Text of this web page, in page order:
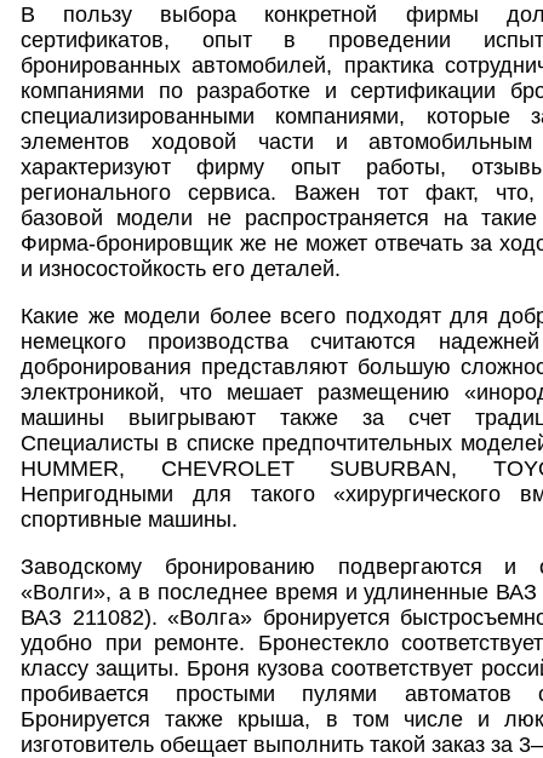
В пользу выбора конкретной фирмы
сертификатов, опыт в проведении
бронированных автомобилей, практика
компаниями по разработке и сертификации
специализированными компаниями, которые
элементов ходовой части и автомобильным
характеризуют фирму опыт работы,
регионального сервиса. Важен тот факт, что,
базовой модели не распространяется на
Фирма-бронировщик же не может отвечать за
и износостойкость его деталей.
Какие же модели более всего подходят для
немецкого производства считаются
добронирования представляют большую
электроникой, что мешает размещению
машины выигрывают также за счет
Специалисты в списке предпочтительных
HUMMER, CHEVROLET SUBURBAN,
Непригодными для такого «хирургического
спортивные машины.
Заводскому бронированию подвергаются и
«Волги», а в последнее время и удлиненные
ВАЗ 211082). «Волга» бронируется
удобно при ремонте. Бронестекло
классу защиты. Броня кузова соответствует
пробивается простыми пулями автоматов
Бронируется также крыша, в том числе и
изготовитель обещает выполнить такой заказ за